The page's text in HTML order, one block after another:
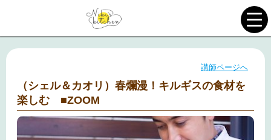
講師ページへ
（シェル＆カオリ）春爛漫！キルギスの食材を
楽しむ ■ZOOM